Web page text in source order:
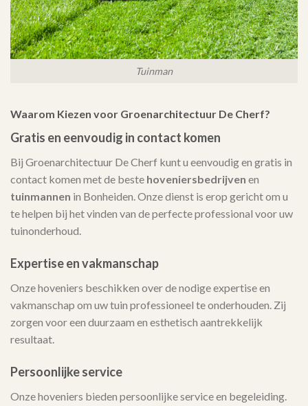
Tuinman
Waarom Kiezen voor Groenarchitectuur De Cherf?
Gratis en eenvoudig in contact komen
Bij Groenarchitectuur De Cherf kunt u eenvoudig en gratis in
contact komen met de beste hoveniersbedrijven en
tuinmannen in Bonheiden. Onze dienst is erop gericht om u
te helpen bij het vinden van de perfecte professional voor uw
tuinonderhoud.
Expertise en vakmanschap
Onze hoveniers beschikken over de nodige expertise en
vakmanschap om uw tuin professioneel te onderhouden. Zij
zorgen voor een duurzaam en esthetisch aantrekkelijk
resultaat.
Persoonlijke service
Onze hoveniers bieden persoonlijke service en begeleiding.